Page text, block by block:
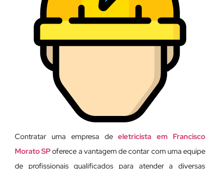
Contratar uma empresa deeletricista em Francisco
Morato SPoferece a vantagem de contar com uma equipe
de profissionais qualificados para atender a diversas